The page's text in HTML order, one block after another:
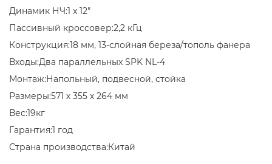
Динамик НЧ:1 x 12"
Пассивный кроссовер:2,2 кГц
Конструкция:18 мм, 13-слойная береза/тополь фанера
Входы:Два параллельных SPK NL-4
Монтаж:Напольный, подвесной, стойка
Размеры:571 х 355 х 264 мм
Вес:19кг
Гарантия:1 год
Страна производства:Китай